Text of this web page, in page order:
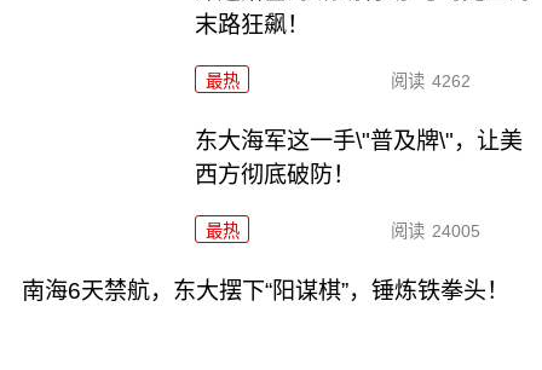
末路狂飙！
最热 阅读 4262
东大海军这一手\"普及牌\"，让美
西方彻底破防！
最热 阅读 24005
南海6天禁航，东大摆下“阳谋棋”，锤炼铁拳头！